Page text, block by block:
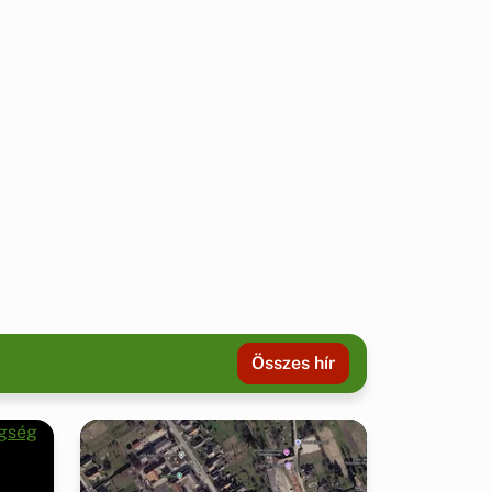
Összes hír